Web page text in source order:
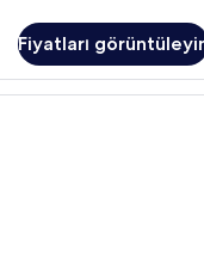
Fiyatları